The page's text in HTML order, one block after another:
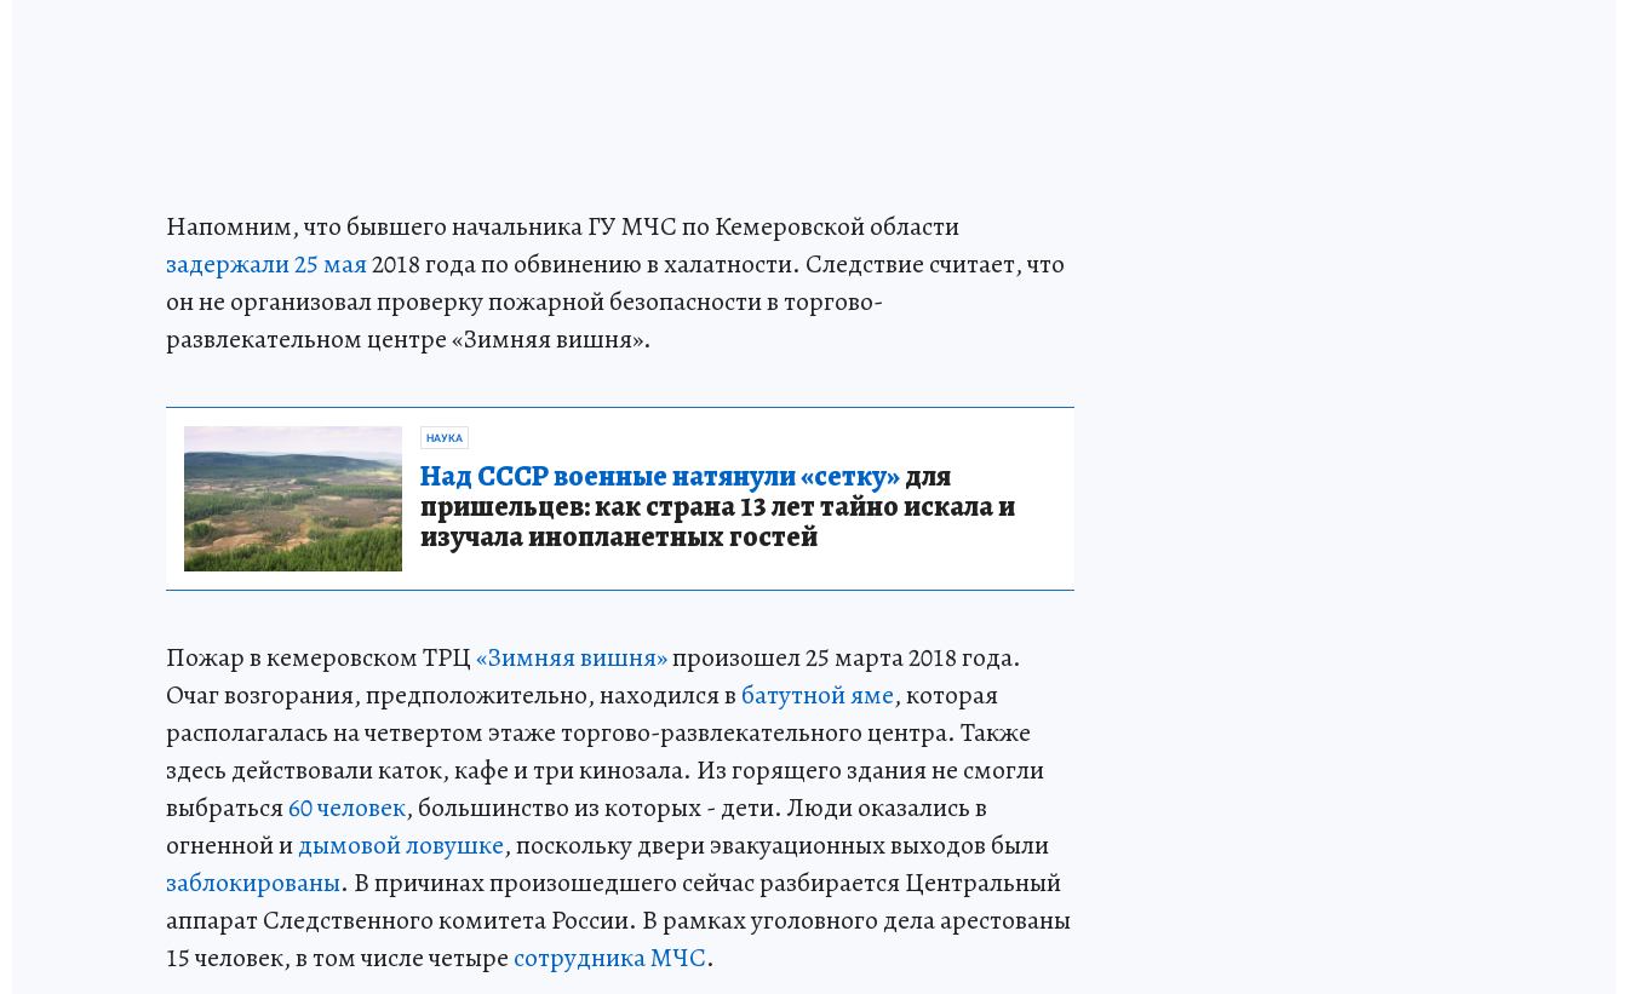
Напомним, что бывшего начальника ГУ МЧС по Кемеровской области
задержали 25 мая2018 года по обвинению в халатности. Следствие считает, что
он не организовал проверку пожарной безопасности в торгово-
развлекательном центре «Зимняя вишня».
НАУКА
Над СССР военные натянули «сетку»для
пришельцев: как страна 13 лет тайно искала и
изучала инопланетных гостей
Пожар в кемеровском ТРЦ«Зимняя вишня»произошел 25 марта 2018 года.
Очаг возгорания, предположительно, находился в батутной яме, которая
располагалась на четвертом этаже торгово-развлекательного центра. Также
здесь действовали каток, кафе и три кинозала. Из горящего здания не смогли
выбраться60 человек, большинство из которых - дети. Люди оказались в
огненной идымовой ловушке, поскольку двери эвакуационных выходов были
заблокированы. В причинах произошедшего сейчас разбирается Центральный
аппарат Следственного комитета России. В рамках уголовного дела арестованы
15 человек, в том числе четыре сотрудника МЧС.